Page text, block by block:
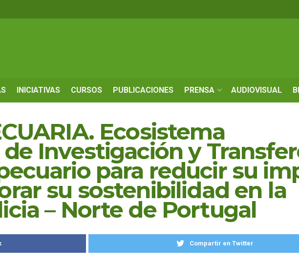
INICIATIVAS CURSOS PUBLICACIONES PRENSA AUDIOVISUAL
Ecosistema
Investigación y
para reducir su
su sostenibilidad en la
– Norte de Portugal
Compartir en Twitter